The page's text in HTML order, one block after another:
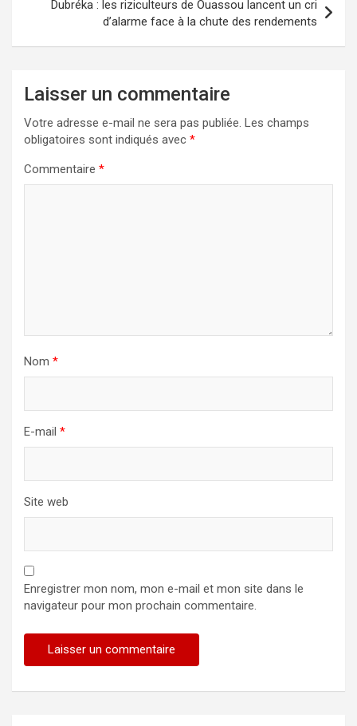
Dubréka : les riziculteurs de Ouassou lancent un cri
d’alarme face à la chute des rendements
Laisser un commentaire
Votre adresse e-mail ne sera pas publiée. Les champs
obligatoires sont indiqués avec *
Commentaire *
Nom *
E-mail *
Site web
Enregistrer mon nom, mon e-mail et mon site dans le
navigateur pour mon prochain commentaire.